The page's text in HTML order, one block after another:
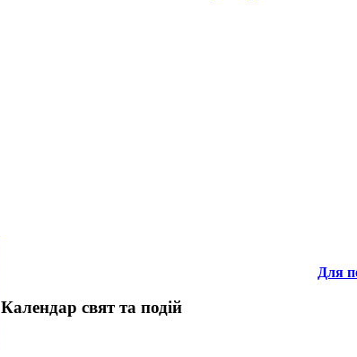
Для
Календар свят та подій